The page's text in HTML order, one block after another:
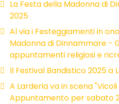
La Festa della Madonna di
2025
Al via i Festeggiamenti in
Madonna di Dinnammare -
appuntamenti religiosi e
Il Festival Bandistico 2025 a
A Larderia va in scena
Appuntamento per sabato